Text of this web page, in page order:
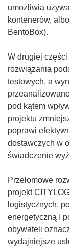
umożliwia
kontenerów,
BentoBox).
W drugiej
rozwiązania
testowych, a
pod kątem
projektu
poprawi
dostawczych w
świadczenie
Przełomowe
projekt
logistycznych,
energetyczną I
obywateli
wydajniejsze